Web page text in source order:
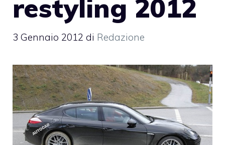
restyling 2012
3 Gennaio 2012 di Redazione